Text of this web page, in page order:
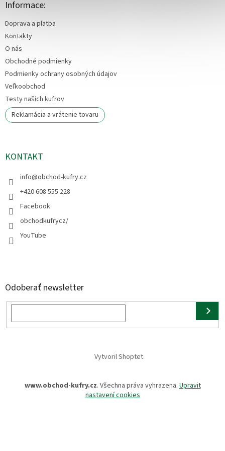
Informace:
Doprava a platba
Kontakty
O nás
Obchodné podmienky
Podmienky ochrany osobných údajov
Veľkoobchod
Testy našich kufrov
Reklamácia a vrátenie tovaru
KONTAKT
info@obchod-kufry.cz
+420 608 555 228
Facebook
obchodkufrycz/
YouTube
Odoberať newsletter
Vytvoril Shoptet
www.obchod-kufry.cz. Všechna práva vyhrazena. Upravit
nastavení cookies